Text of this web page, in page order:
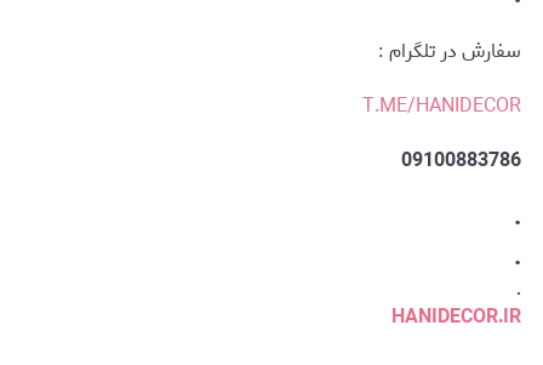
سفارش در تلگرام :
T.ME/HANIDECOR
09100883786
.
.
.
HANIDECOR.IR